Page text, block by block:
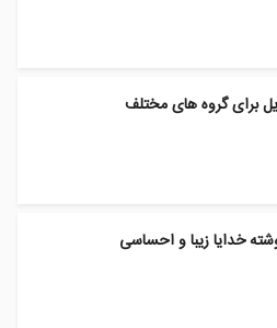
برای گروه های مختلف